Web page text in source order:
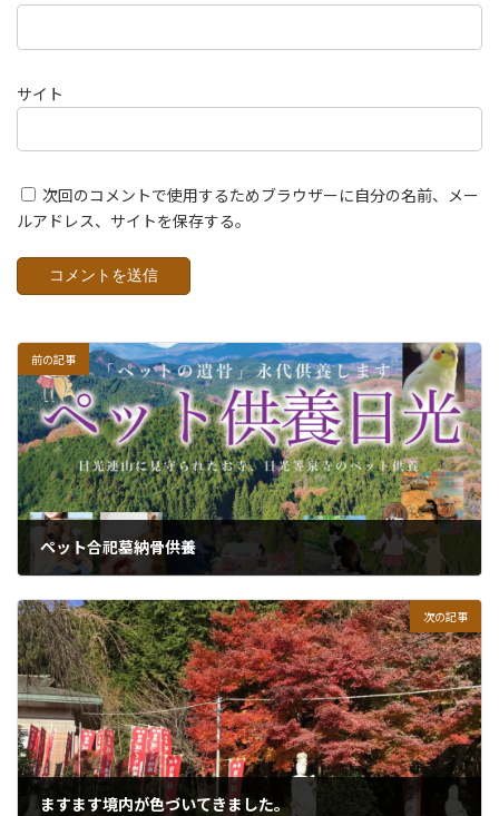
サイト
次回のコメントで使用するためブラウザーに自分の名前、メー
ルアドレス、サイトを保存する。
前の記事
ペット合祀墓納骨供養
次の記事
ますます境内が色づいてきました。